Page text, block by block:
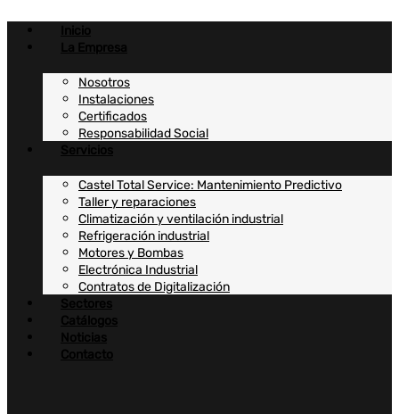
contenido
Inicio
La Empresa
Nosotros
Instalaciones
Certificados
Responsabilidad Social
Servicios
Castel Total Service: Mantenimiento Predictivo
Taller y reparaciones
Climatización y ventilación industrial
Refrigeración industrial
Motores y Bombas
Electrónica Industrial
Contratos de Digitalización
Sectores
Catálogos
Noticias
Contacto